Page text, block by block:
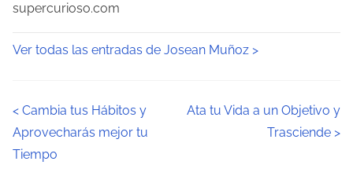
supercurioso.com
Ver todas las entradas de Josean Muñoz >
N
a
< Cambia tus Hábitos y
Aprovecharás mejor tu
Tiempo
Ata tu Vida a un Objetivo y
Trasciende >